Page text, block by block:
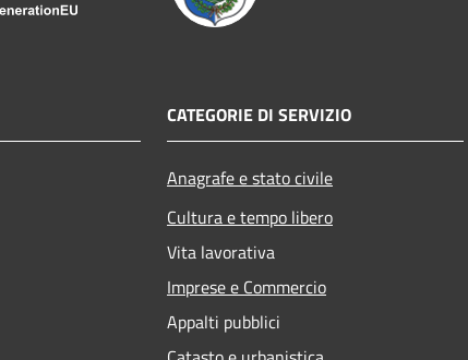
CATEGORIE DI SERVIZIO
Anagrafe e stato civile
Cultura e tempo libero
Vita lavorativa
Imprese e Commercio
Appalti pubblici